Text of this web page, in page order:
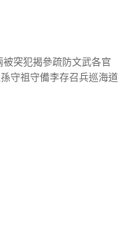
突犯揭參疏防文武各官
守祖守備李存召兵巡海道